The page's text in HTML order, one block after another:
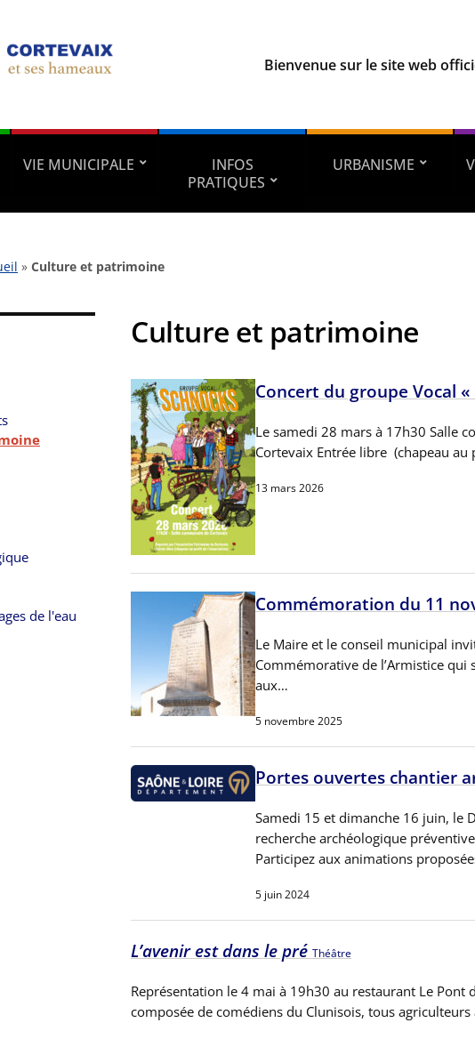
Bienvenue sur le site web
VIE MUNICIPALE
INFOS
PRATIQUES
URBANISME
» Culture et patrimoine
de l'eau
Culture et patrimoine
Concert du groupe Vocal «
Le samedi 28 mars à 17h30 Salle
Cortevaix Entrée libre (chapeau au
13 mars 2026
Commémoration du 11
Le Maire et le conseil municipal
Commémorative de l’Armistice
aux…
5 novembre 2025
Portes ouvertes chantier
Samedi 15 et dimanche 16 juin, le
recherche archéologique
Participez aux animations
5 juin 2024
L’avenir est dans le pré Théâtre
Représentation le 4 mai à 19h30 au restaurant Le Pont
composée de comédiens du Clunisois, tous